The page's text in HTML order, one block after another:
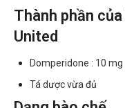
Thành phần
United
Domperidone : 10 mg
Tá dược vừa đủ